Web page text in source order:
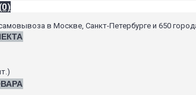
в Москве, Санкт-Петербурге и 650